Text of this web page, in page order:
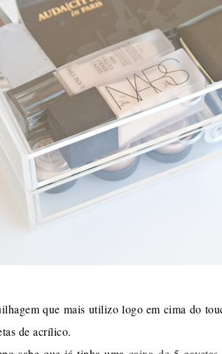
que mais utilizo logo em cima do
de acrílico.